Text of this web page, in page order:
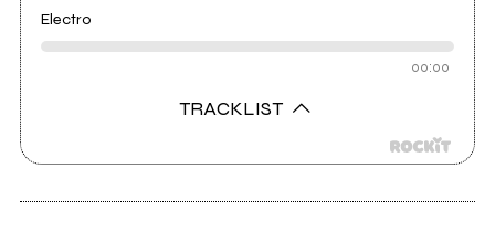
Electro
00:00
TRACKLIST